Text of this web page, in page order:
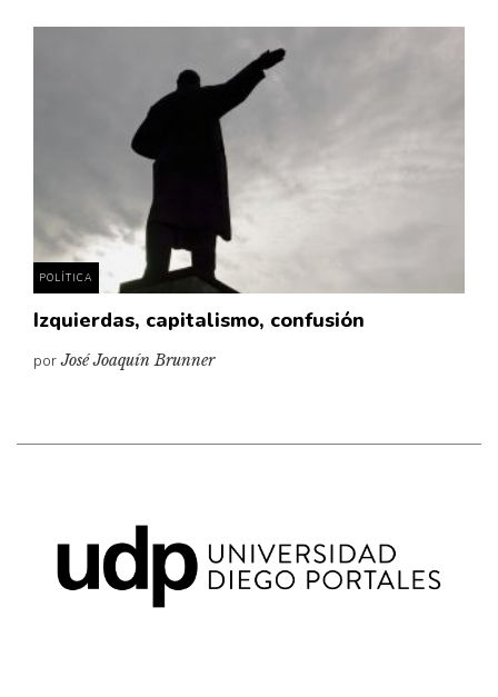
POLÍTICA
Izquierdas, capitalismo, confusión
porJosé Joaquín Brunner